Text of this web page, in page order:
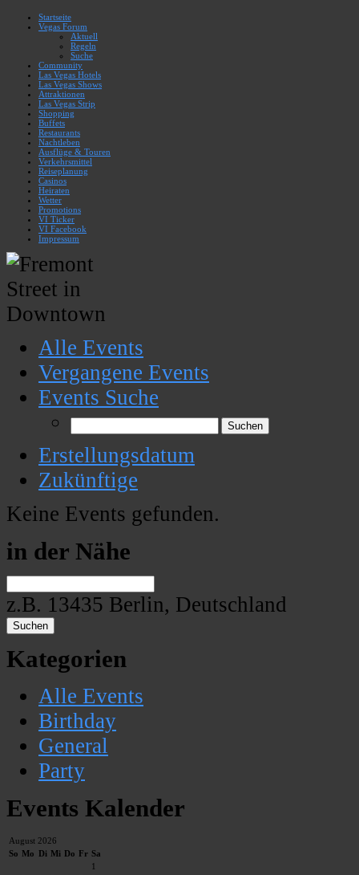
Startseite
Vegas Forum
Aktuell
Regeln
Suche
Community
Las Vegas Hotels
Las Vegas Shows
Attraktionen
Las Vegas Strip
Shopping
Buffets
Restaurants
Nachtleben
Ausflüge & Touren
Verkehrsmittel
Reiseplanung
Casinos
Heiraten
Wetter
Promotions
VI Ticker
VI Facebook
Impressum
Alle Events
Vergangene Events
Events Suche
Erstellungsdatum
Zukünftige
Keine Events gefunden.
in der Nähe
z.B. 13435 Berlin, Deutschland
Suchen
Kategorien
Alle Events
Birthday
General
Party
Events Kalender
August 2026
So Mo Di Mi Do Fr Sa
1